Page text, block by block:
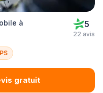
à
5
22 avis
gratuit